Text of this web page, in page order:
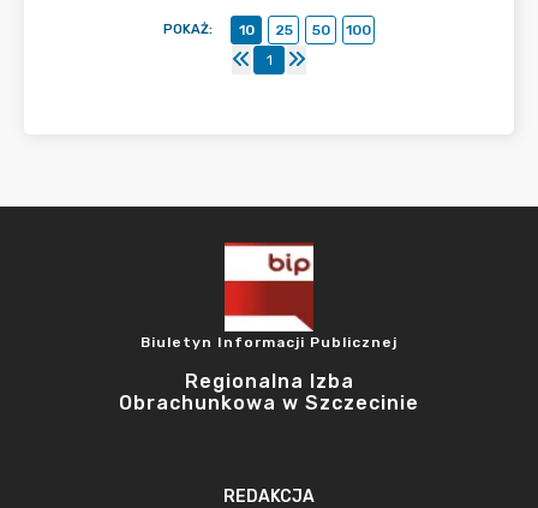
POKAŻ: 10 25 50
100
1
Biuletyn Informacji Publicznej
Regionalna Izba
Obrachunkowa w Szczecinie
REDAKCJA